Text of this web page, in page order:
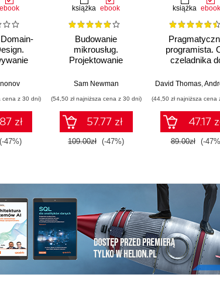
ebook
cena z 30 dni)
zł
(-47%)
książka ebook
Budowanie
mikrousług.
Projektowanie
systemów. Wydanie
Sam Newman
(54,50 zł najniższa cena z 30 dni)
57.77 zł
109.00zł (-47%)
książka ebook
programista.
czeladnika
David Thomas,Andrew
(44,50 zł najniższa cena
47.17
89.00zł (-